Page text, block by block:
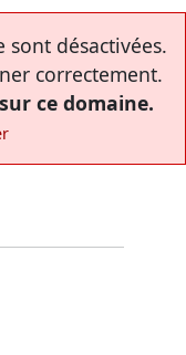
désactivées.
correctement.
ce domaine.